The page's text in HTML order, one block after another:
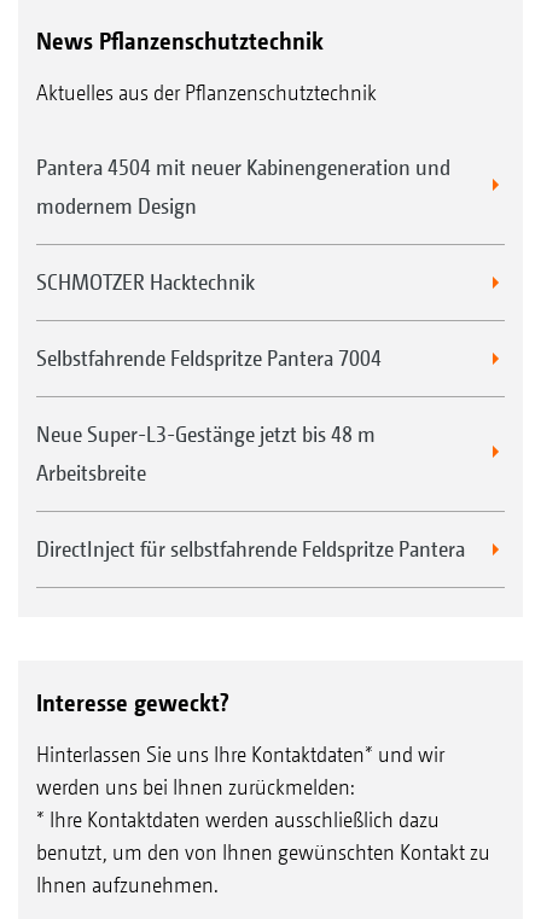
News Pflanzenschutztechnik
Aktuelles aus der Pflanzenschutztechnik
Pantera 4504 mit neuer Kabinengeneration und
modernem Design
SCHMOTZER Hacktechnik
Selbstfahrende Feldspritze Pantera 7004
Neue Super-L3-Gestänge jetzt bis 48 m
Arbeitsbreite
DirectInject für selbstfahrende Feldspritze Pantera
Interesse geweckt?
Hinterlassen Sie uns Ihre Kontaktdaten* und wir
werden uns bei Ihnen zurückmelden:
* Ihre Kontaktdaten werden ausschließlich dazu
benutzt, um den von Ihnen gewünschten Kontakt zu
Ihnen aufzunehmen.